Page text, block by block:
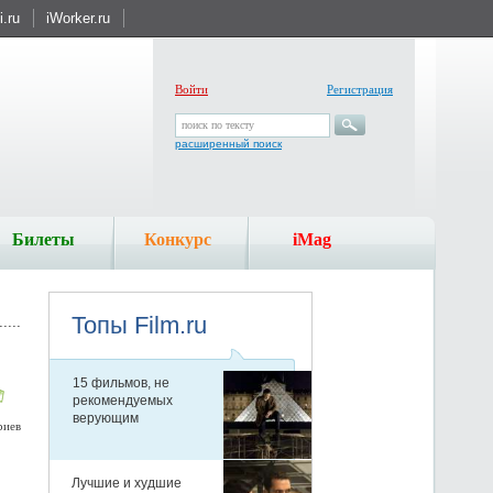
iWorker.ru
Войти Регистрация
поиск по тексту
расширенный поиск
Билеты Конкурс iMag